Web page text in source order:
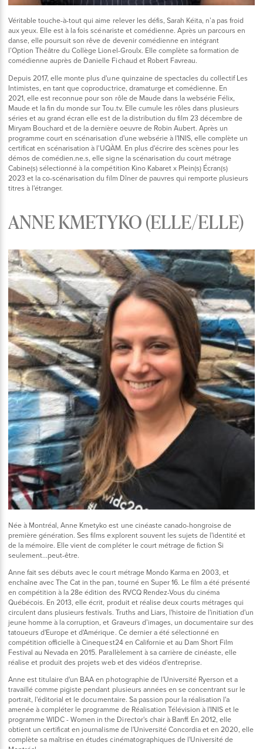
Véritable touche-à-tout qui aime relever les défis, Sarah Kéita, n’a pas froid
aux yeux. Elle est à la fois scénariste et comédienne. Après un parcours en
danse, elle poursuit son rêve de devenir comédienne en intégrant
l’Option Théâtre du Collège Lionel-Groulx. Elle complète sa formation de
comédienne auprès de Danielle Fichaud et Robert Favreau.
Depuis 2017, elle monte plus d'une quinzaine de spectacles du collectif Les
Intimistes, en tant que coproductrice, dramaturge et comédienne. En
2021, elle est reconnue pour son rôle de Maude dans la websérie Félix,
Maude et la fin du monde sur Tou.tv. Elle cumule les rôles dans plusieurs
séries et au grand écran elle est de la distribution du film 23 décembre de
Miryam Bouchard et de la dernière oeuvre de Robin Aubert. Après un
programme court en scénarisation d'une websérie à l'INIS, elle complète un
certificat en scénarisation à l'UQÀM. En plus d'écrire des scènes pour les
démos de comédien.ne.s, elle signe la scénarisation du court métrage
Cabine(s) sélectionné à la compétition Kino Kabaret x Plein(s) Écran(s)
2023 et la co-scénarisation du film Dîner de pauvres qui remporte plusieurs
titres à l'étranger.
ANNE KMETYKO (ELLE/ELLE)
Née à Montréal, Anne Kmetyko est une cinéaste canado-hongroise de
première génération. Ses films explorent souvent les sujets de l'identité et
de la mémoire. Elle vient de compléter le court métrage de fiction Si
seulement...peut-être.
Anne fait ses débuts avec le court métrage Mondo Karma en 2003, et
enchaîne avec The Cat in the pan, tourné en Super 16. Le film a été présenté
en compétition à la 28e édition des RVCQ Rendez-Vous du cinéma
Québécois. En 2013, elle écrit, produit et réalise deux courts métrages qui
circulent dans plusieurs festivals. Truths and Liars, l'histoire de l'initiation d'un
jeune homme à la corruption, et Graveurs d’images, un documentaire sur des
tatoueurs d'Europe et d'Amérique. Ce dernier a été sélectionné en
compétition officielle à Cinequest24 en Californie et au Dam Short Film
Festival au Nevada en 2015. Parallèlement à sa carrière de cinéaste, elle
réalise et produit des projets web et des vidéos d'entreprise.
Anne est titulaire d'un BAA en photographie de l'Université Ryerson et a
travaillé comme pigiste pendant plusieurs années en se concentrant sur le
portrait, l'éditorial et le documentaire. Sa passion pour la réalisation l'a
amenée à compléter le programme de Réalisation Télévision à l'INIS et le
programme WIDC - Women in the Director's chair à Banff. En 2012, elle
obtient un certificat en journalisme de l'Université Concordia et en 2020, elle
complète sa maîtrise en études cinématographiques de l'Université de